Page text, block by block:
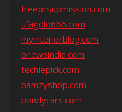
freeprsubmission.com
ufagold666.com
myinteriorblog.com
bnewsindia.com
techiepick.com
bamzyshop.com
pondycars.com